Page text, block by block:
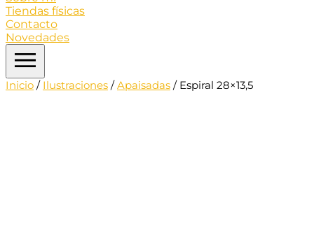
Tiendas físicas
Contacto
Novedades
Inicio / Ilustraciones /Apaisadas / Espiral 28×13,5